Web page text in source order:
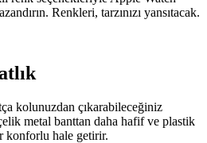
Renkleri, tarzınızı yansıtacak.
kolunuzdan çıkarabileceğiniz
metal banttan daha hafif ve plastik
konforlu hale getirir.